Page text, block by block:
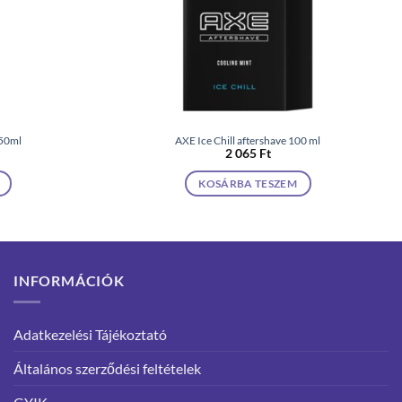
AXE Ice Chill aftershave 100 ml
2 065 Ft
KOSÁRBA TESZEM
INFORMÁCIÓK
Adatkezelési Tájékoztató
Általános szerződési feltételek